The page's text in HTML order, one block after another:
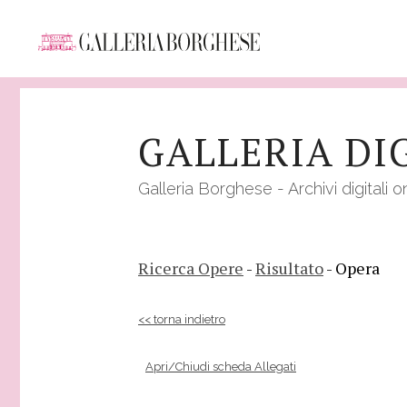
GALLERIA
Galleria Borghese - Archivi digitali
Ricerca Opere -Risultato- Opera
<< torna indietro
Apri/Chiudi scheda Allegati